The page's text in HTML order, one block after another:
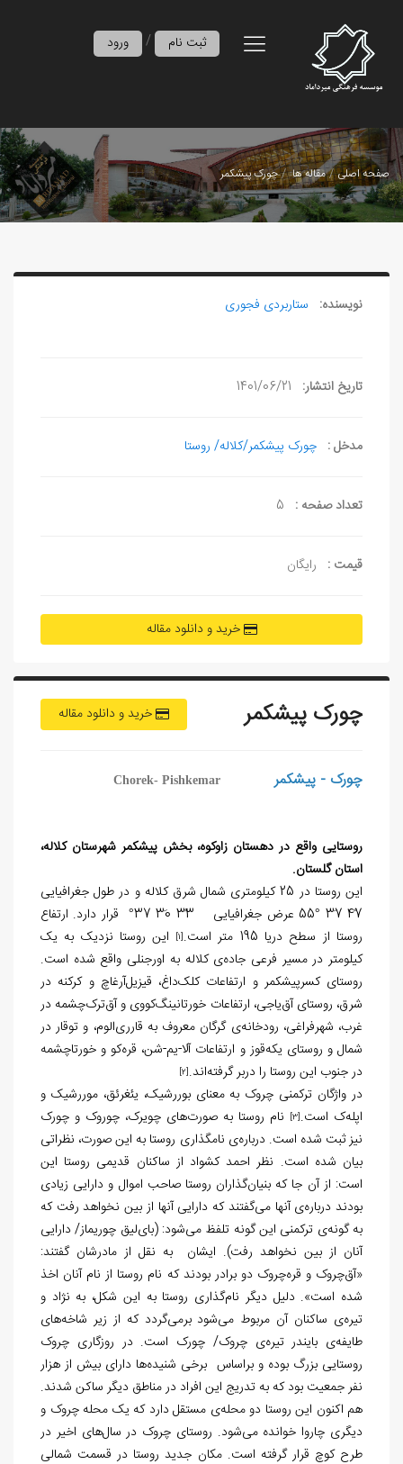
ورود / ثبت نام
صفحه اصلی مقاله ها چورک پیشکمر
نویسنده: ستاربردی فجوری
تاریخ انتشار: 1401/06/21
مدخل : چورک پیشکمر/کلاله/ روستا
تعداد صفحه : 5
قیمت : رایگان
خرید و دانلود مقاله
خرید و دانلود مقاله چورک پیشکمر
چورک - پیشکمر Chorek- Pishkemar
روستایی واقع در دهستان زاوکوه، بخش پیشکمر شهرستان کلاله،
استان گلستان.
این روستا در 25 کیلومتری ‌شمال شرق کلاله و در طول جغرافیایی
47ً 37َ °55 عرض جغرافیایی 33ً 30َ 37° قرار دارد. ارتفاع
روستا از سطح دریا 195 متر است.
[1]
این روستا نزدیک به یک
کیلومتر در مسیر فرعی جاده‌ی کلاله به اورجنلی واقع شده است.
روستای کسرپیشکمر و ارتفاعات کلک‌داغ، قیزیل‌آرغاچ و کرکنه در
شرق، روستای آق‌یاجی، ارتفاعات خورتانینگ‌کووی و آق‌ترک‌چشمه در
غرب، شهرفراغی، رودخانه‌ی گرگان معروف به قارری‌الوم، و توقار در
شمال و روستای یکه‌قوز و ارتفاعات آلا-یم-‌شن، قره‌کو و خورتاچشمه
در جنوب این روستا را دربر گرفته‌اند.[2]
در واژگان ترکمنی چروک به معنای بوررشیک، یئغرئق، موررشیک و
اپله‌ک است.[3]
نام روستا به صورت‌های چویرک، چوروک و چورک
نیز ثبت شده است. درباره‌ی نامگذاری روستا به این صورت، نظراتی
بیان شده است. نظر احمد کشواد از ساکنان قدیمی روستا این
است: از آن جا که بنیان‌گذاران روستا صاحب اموال و دارایی زیادی
بودند درباره‌ی آنها می‌گفتند که دارایی آنها از بین نخواهد رفت که
به گونه‌ی ترکمنی این گونه تلفظ می‌شود: (بای‌لیق چوریماز/ دارایی
آنان از بین نخواهد رفت). ایشان به نقل از مادرشان گفتند:
«آق‌چروک و قره‌چروک دو برادر بودند که نام روستا از نام آنان اخذ
شده است». دلیل دیگر نام‌گذاری روستا به این شکل، به نژاد و
تیره‌ی ساکنان آن مربوط می‌شود برمی‌گردد که از زیر شاخه‌‌های
طایفه‌ی بایندر تیره‌ی چروک/ چورک است. در روزگاری چروک
روستایی بزرگ بوده و براساس برخی شنیده‌ها دارای بیش از هزار
نفر جمعیت بود که به تدریج این افراد در مناطق دیگر ساکن شدند.
هم اکنون این روستا دو محله‌ی مستقل دارد که یک محله چروک و
دیگری چاروا خوانده می‌شود. روستای چروک در سال‌های اخیر در
طرح کوچ قرار گرفته است. مکان جدید روستا در قسمت شمالی